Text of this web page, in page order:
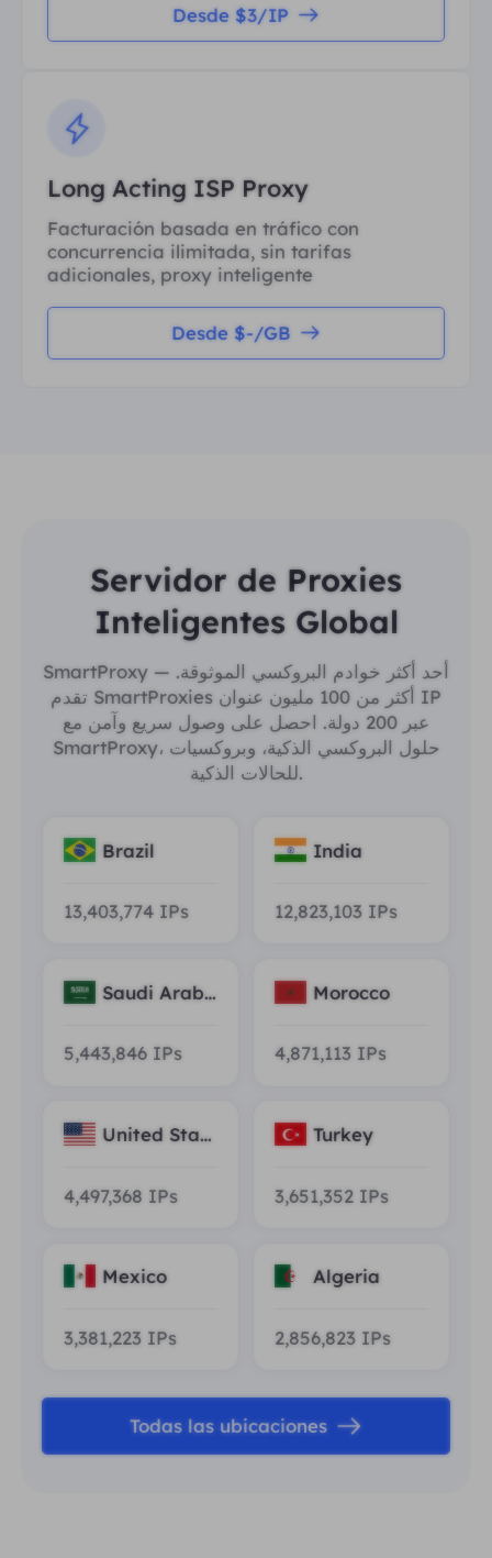
Desde $3/IP
Long Acting ISP Proxy
Facturación basada en tráfico con
concurrencia ilimitada, sin tarifas
adicionales, proxy inteligente
Desde $-/GB
Servidor de Proxies
Inteligentes Global
SmartProxy — أحد أكثر خوادم البروكسي الموثوقة.
تقدم SmartProxies أكثر من 100 مليون عنوان IP
عبر 200 دولة. احصل على وصول سريع وآمن مع
SmartProxy، حلول البروكسي الذكية، وبروكسيات
للحالات الذكية.
Brazil
13,403,774 IPs
India
12,823,103 IPs
Saudi Arabi
5,443,846 IPs
Morocco
4,871,113 IPs
United Stat
4,497,368 IPs
Turkey
3,651,352 IPs
Mexico
3,381,223 IPs
Algeria
2,856,823 IPs
Todas las ubicaciones